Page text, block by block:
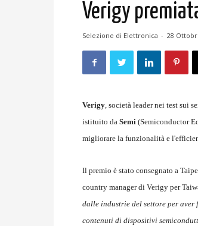
Verigy
Selezione di Elettronica - 28
Verigy, società leader nei test sui
istituito da Semi (Semiconductor
migliorare la funzionalità e
Il premio è stato consegnato a
country manager di Verigy per
dalle industrie del settore per aver
contenuti di dispositivi